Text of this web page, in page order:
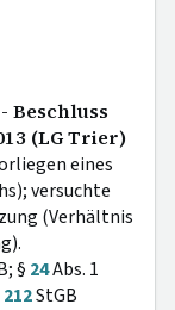
- Beschluss
(LG Trier)
eines
versuchte
(Verhältnis
§ 24Abs. 1
212StGB